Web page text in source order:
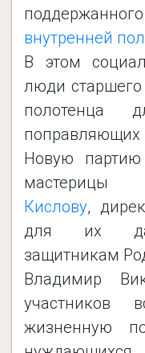
внутренней
В этом
люди
полотенца
поправляющих
Новую партию
Кислову,
для их
защитникам
Владимир
участников
жизненную